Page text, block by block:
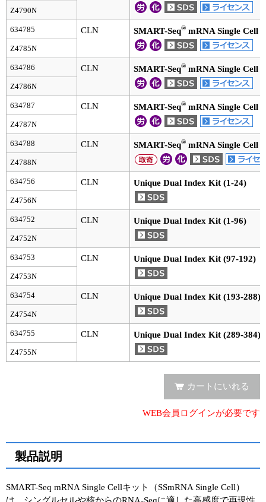
Z4790N
634785 CLN SMART-Seq® mRNA Single Cell
Z4785N
634786 CLN SMART-Seq® mRNA Single Cell
Z4786N
634787 CLN SMART-Seq® mRNA Single Cell
Z4787N
634788 CLN SMART-Seq® mRNA Single Cell
Z4788N
634756 CLN Unique Dual Index Kit (1-24)
Z4756N
634752 CLN Unique Dual Index Kit (1-96)
Z4752N
634753 CLN Unique Dual Index Kit (97-192)
Z4753N
634754 CLN Unique Dual Index Kit (193-288)
Z4754N
634755 CLN Unique Dual Index Kit (289-384)
Z4755N
カートにいれる
WEB会員ログインが必要です
製品説明
SMART-Seq mRNA Single Cellキット（SSmRNA Single Cell）
は、シングルセルや核からのRNA-Seqに適した高感度で再現性